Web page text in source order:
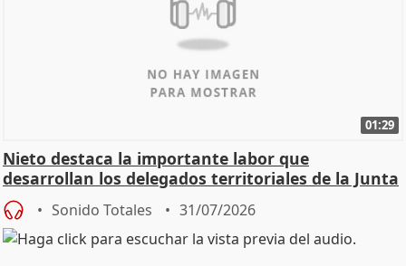
01:29
Nieto destaca la importante labor que
desarrollan los delegados territoriales de la Junta
Sonido Totales 31/07/2026